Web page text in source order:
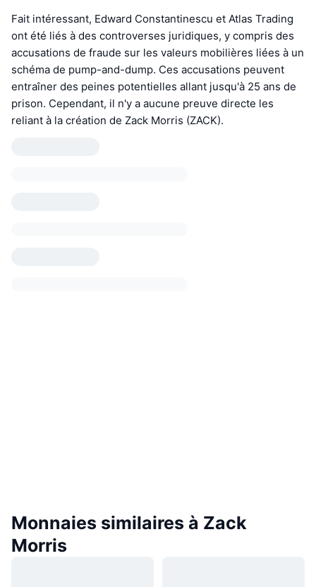
Fait intéressant, Edward Constantinescu et Atlas Trading
ont été liés à des controverses juridiques, y compris des
accusations de fraude sur les valeurs mobilières liées à un
schéma de pump-and-dump. Ces accusations peuvent
entraîner des peines potentielles allant jusqu'à 25 ans de
prison. Cependant, il n'y a aucune preuve directe les
reliant à la création de Zack Morris (ZACK).
Monnaies similaires à Zack
Morris